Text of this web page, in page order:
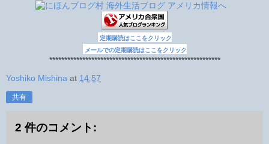
定期購読はここをクリック
メールでの定期購読はここをクリック
*********************************************************
Yoshiko Mishina at 14:57
共有
2 件のコメント: